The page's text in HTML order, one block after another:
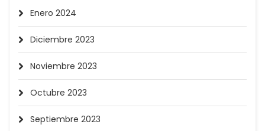
Enero 2024
Diciembre 2023
Noviembre 2023
Octubre 2023
Septiembre 2023